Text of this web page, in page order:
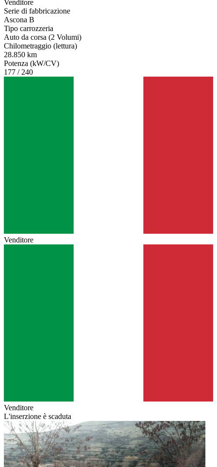
Venditore
Serie di fabbricazione
Ascona B
Tipo carrozzeria
Auto da corsa (2 Volumi)
Chilometraggio (lettura)
28.850 km
Potenza (kW/CV)
177 / 240
Venditore
Venditore
L'inserzione è scaduta